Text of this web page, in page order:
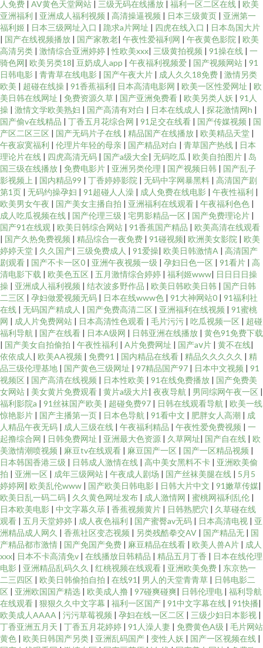
人免费 | AV黄色天堂网站 | 三级无码在线播放 | 福利一区二区在线 | 欧美
亚洲福利 | 亚洲成人福利视频 | 高清操逼视频 | 日本三级黄页 | 亚洲第一
福利姬 | 日本三级网址入口 | 跪求a片网址 | 四虎在线入口 | 日本岛国大片
| 国产在线视频播放 | 国产家教老| 午夜性爱福利网 | 午夜黄色影院 | 欧美
高清另类 | 激情综合亚洲婷婷 |性欧美xxx| 三级黄拍视频 | 91操在线 | 一
骑色网| 欧美另类18| 豆奶成人app | 午夜福利视频爱 | 国产视频网站 | 91
日韩电影 | 青青草在线电影 | 国产午夜大片 | 成人久久18免费 | 激情另类
欧美 | 超碰在线操 | 91香蕉福利| 日本高清电影网 | 欧美一区性爱网址 | 欧
美日韩在线网址 | 免费资源久草 | 国产亚洲免费看 | 欧美另类人妖 | 91人
操 | 激情文学欧美熟妇 | 国产高清有对白 | 日本在线成人 | 探花激情网h |
国产偷v在线精品 | 丁香五月花综合网 | 91足交在线看 | 国产传媒视频 | 国
产区二区三区 | 国产无码片子在线 | 精品国产在线播放 | 欧美精品天堂 |
午夜寂寞福利 | 伦理片年轻的母亲 | 国产精品对白 | 青草国产热线 | 日本
理论片在线 | 四虎高清无码 | 国产a级大全| 无码吃瓜 | 欧美自拍图片 | 岛
国三级在线播放 | 免费电影片 | 亚洲另类伦理 | 国产视频日韩 | 国产乱子
影视频上 | 国内精品99 | 丁香婷婷影院 | 无码中字网暴黑料 | 高清国产剧
第1页 | 无码约操孕妇 | 91超碰人人澡 | 成人免费在线电影 | 午夜性福利 |
欧美男女午夜 | 国产美女主播自拍 | 亚洲福利在线观看 | 午夜福利色色 |
成人吃瓜视频在线 | 国产伦理三级 | 宅男影精品一区 | 国产免费理论片 |
国产91在线观 | 欧美日韩综合网站 | 91香蕉国产精品 | 欧美高清在线观看
| 国产久热免费视频 | 精品综合一夜免费 | 91碰视频| 欧洲美女影院 | 欧美
婷婷天堂 | 久久国产| 三级免费成人 | 91爱操| 欧美日韩激情A | 高清国产
剧观看 | 国产不卡一区0 | 亚洲午夜视频一级 | 孕妇日色一区 | 91看片 | 高
清电影下载 | 欧美色五区 | 五月激情综合婷婷 | 福利姬www| 日日日日操
操 | 亚洲成人福利视频 | 结衣波多野作品 | 欧美日韩欧美日韩 | 国产日韩
二三区 | 孕妇做爱视频无码 | 日本在线www色 | 91大神网站0 | 91福利社
在线 | 无码国产精成人 | 国产免费高清二区 | 亚洲福利在线视频 | 91蜜桃
网 | 成人片免费网站 | 日本高清性色观看 | 毛片污污 | 吃瓜视频一区 | 超碰
福利导航 | 国产在线看 | 日本A级网 | 日韩亚洲在线播放 | 黄色91免费下载
| 国产美女自拍偷拍 | 午夜性福利 | A片免费网址 | 国产aⅴ片 | 黄不在线|
依依成人 | 欧美AA视频 | 免费91 | 国内精品在线看 | 精品久久久久久 | 精
品三级伦理基地 | 国产黄色三级网址 | 97精品国产97 | 日本中文视频 | 91
视频区 | 国产高清在线视频 | 日本性欧美 | 91在线免费播放 | 国产免费美
女网站 | 美女黄片免费观看 | 黄片a级大片| 夜夜导航 | 男同综网午夜一区 |
福利影院a | 91丝袜国产欧美 | 超碰免费97 | 日韩在线观看导航 | 欧美一线
惊艳影片 | 国产主播第一页 | 日本色导航 | 91看中文 | 肥胖女人高潮 | 成
人精品午夜无码 | 成人三级在线 | 午夜福利精品 | 午夜性爱免费视频 | 一
起撸综合网 | 日韩免费网址 | 亚洲最大色资源 | 久草网址| 国产自在线 | 欧
美激情潮喷视频 | 麻豆tv在线观看 | 麻豆国产一区 | 国产一区精品视频 |
日本韩国香港三级 | 日韩成人激情在线 | 高中美女黑料不卡 | 亚洲欧美偷
拍 | 亚洲一区 | 成年三级网站 | 午夜成人剧场 | 国产丝袜美腿在线 | 5月5
婷婷网| 欧美乱伦www | 国产欧美日韩电影 | 日韩大片中文 | 91嫩草传媒|
欧美日乱一码二码 | 久久黄色网址发布 | 成人激情网 | 蜜桃网福利乱伦 |
日本欧美电影 | 中文字幕久荜 | 香蕉视频黄片 | 日韩熟肥穴 | 久草碰在线
观看 | 五月天堂婷婷 | 成人夜色福利 | 国产蜜臀av无码 | 日本高清电视 | 亚
洲精品成人网久 | 香蕉社区变态视频 | 另类残酷拳交AV | 国产精品无 | 国
产精品都市激情 | 国产免国产免费 | 麻豆精品在线看 | 欧美人兽A片 | 成人
xxx| 日本不卡高清免v | 在线播放日韩精品 | 精品五月丁香 | 日本在线伦理
电影 | 亚洲精品乱码久久 | 红桃视频在线观看 | 亚洲欧美免费 | 东京热一
二三四区 | 欧美日韩偷拍自拍 | 在线91 | 男人的天堂青青草 | 日韩电影二
区 | 亚洲欧国国产精选 | 欧美成人撸 | 97碰爽碰爽| 日韩伦理电 | 福利导航
在线观看 | 狠狠久久中文字幕 | 福利一区国产 | 91中文字幕在线 | 91快播|
欧美成人AAAA | 污污草莓视频 | 孕妇在线一区二区 | 三级少妇日本影视 |
丁香亚洲五月天 | 丁香五月花婷婷 | 91人澡人妻 | 免费黄色A级 | 毛片网站
黄色 | 欧美日韩国产另类 | 亚洲乱码国产 | 变性人妖 | 国产一区视频在线 |